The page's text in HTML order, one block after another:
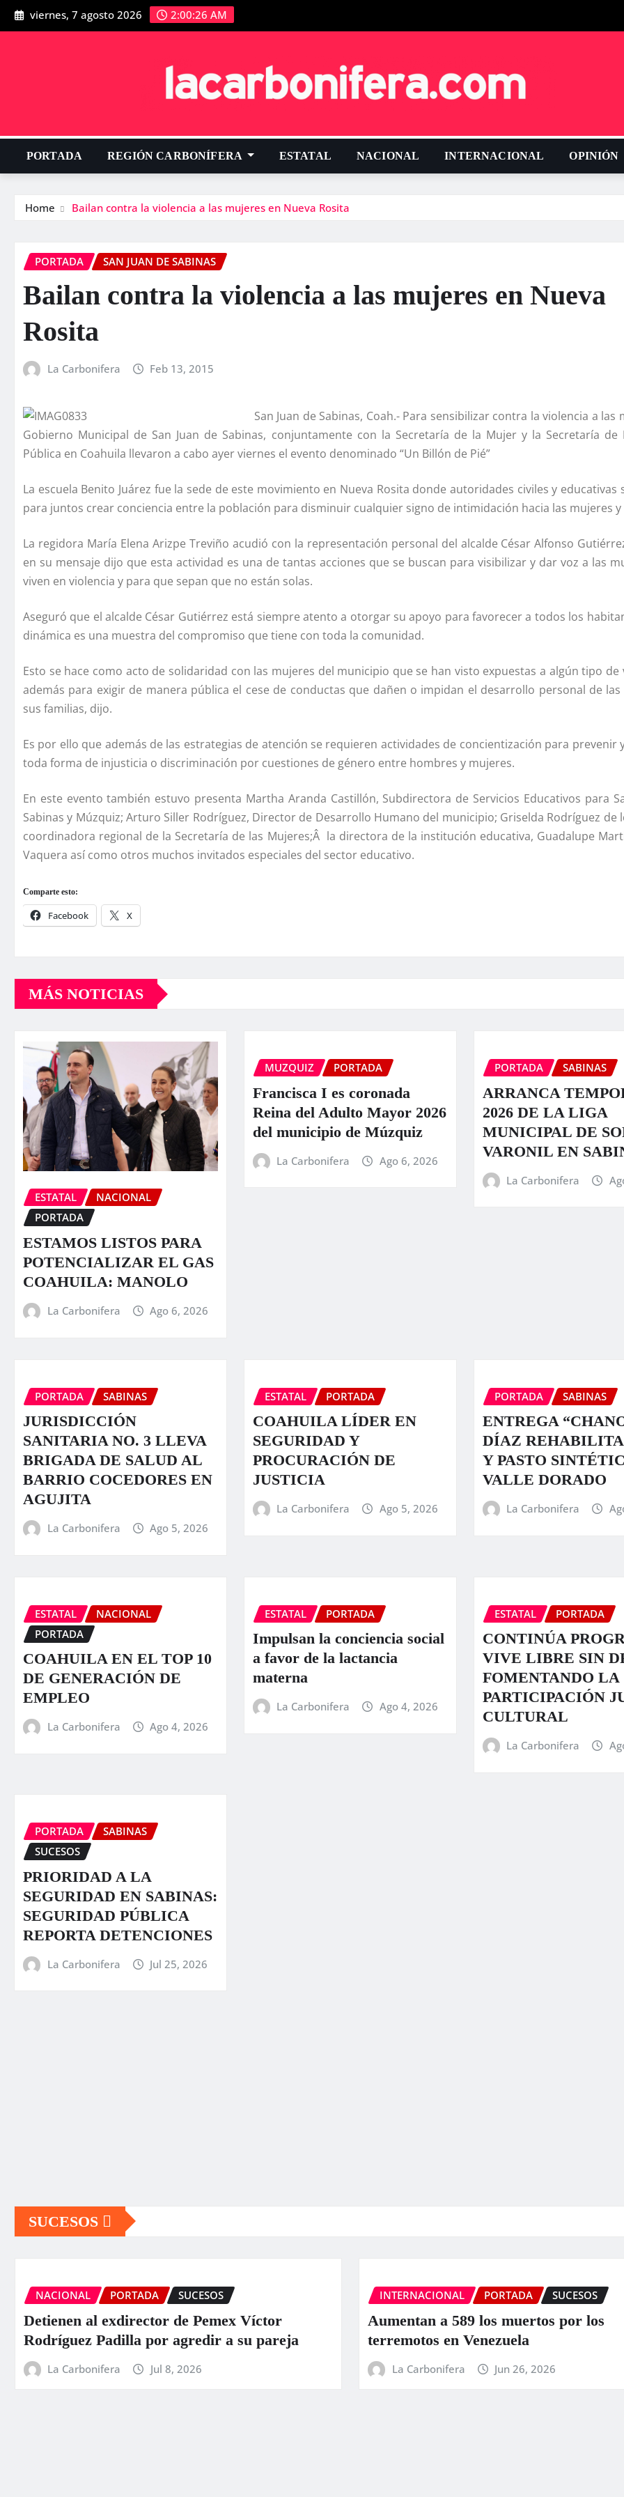
viernes, 7 agosto 2026 2:00:27 AM
PORTADA REGIÓN CARBONÍFERA ESTATAL NACIONAL INTERNACIONAL OPINIÓN
Home Bailan contra la violencia a las mujeres en Nueva Rosita
PORTADA SAN JUAN DE SABINAS
Bailan contra la violencia a las mujeres en Nueva
Rosita
La Carbonifera Feb 13, 2015
San Juan de Sabinas, Coah.- Para sensibilizar contra la violencia a las
Gobierno Municipal de San Juan de Sabinas, conjuntamente con la Secretarí­a de la Mujer y la Secretarí­a de
Pública en Coahuila llevaron a cabo ayer viernes el evento denominado “Un Billón de Pié”
La escuela Benito Juárez fue la sede de este movimiento en Nueva Rosita donde autoridades civiles y educativas
para juntos crear conciencia entre la población para disminuir cualquier signo de intimidación hacia las mujeres y
La regidora Marí­a Elena Arizpe Treviño acudió con la representación personal del alcalde César Alfonso
en su mensaje dijo que esta actividad es una de tantas acciones que se buscan para visibilizar y dar voz a las
viven en violencia y para que sepan que no están solas.
Aseguró que el alcalde César Gutiérrez está siempre atento a otorgar su apoyo para favorecer a todos los
dinámica es una muestra del compromiso que tiene con toda la comunidad.
Esto se hace como acto de solidaridad con las mujeres del municipio que se han visto expuestas a algún tipo de
además para exigir de manera pública el cese de conductas que dañen o impidan el desarrollo personal de
sus familias, dijo.
Es por ello que además de las estrategias de atención se requieren actividades de concientización para prevenir
toda forma de injusticia o discriminación por cuestiones de género entre hombres y mujeres.
En este evento también estuvo presenta Martha Aranda Castillón, Subdirectora de Servicios Educativos para
Sabinas y Múzquiz; Arturo Siller Rodrí­guez, Director de Desarrollo Humano del municipio; Griselda Rodrí­guez de
coordinadora regional de la Secretarí­a de las Mujeres;Â la directora de la institución educativa, Guadalupe
Vaquera así­ como otros muchos invitados especiales del sector educativo.
Comparte esto:
Facebook X
MÁS NOTICIAS
ESTATAL
NACIONAL
PORTADA
ESTAMOS LISTOS PARA
POTENCIALIZAR EL GAS
COAHUILA: MANOLO
La Carbonifera Ago 6, 2026
MUZQUIZ PORTADA
Francisca I es coronada
Reina del Adulto Mayor 2026
del municipio de Múzquiz
La Carbonifera Ago 6, 2026
PORTADA SABINAS
ARRANCA
2026 DE LA LIGA
MUNICIPAL DE
VARONIL EN
La Carbonifera
PORTADA SABINAS
JURISDICCIÓN
SANITARIA NO. 3 LLEVA
BRIGADA DE SALUD AL
BARRIO COCEDORES EN
AGUJITA
La Carbonifera Ago 5, 2026
ESTATAL PORTADA
COAHUILA LÍDER EN
SEGURIDAD Y
PROCURACIÓN DE
JUSTICIA
La Carbonifera Ago 5, 2026
PORTADA SABINAS
ENTREGA
DÍAZ
Y PASTO
VALLE DORADO
La Carbonifera
ESTATAL
NACIONAL
PORTADA
COAHUILA EN EL TOP 10
DE GENERACIÓN DE
EMPLEO
La Carbonifera Ago 4, 2026
ESTATAL PORTADA
Impulsan la conciencia social
a favor de la lactancia
materna
La Carbonifera Ago 4, 2026
ESTATAL PORTADA
CONTINÚA
VIVE LIBRE SIN
FOMENTANDO LA
PARTICIPACIÓN
CULTURAL
La Carbonifera
PORTADA
SABINAS
SUCESOS
PRIORIDAD A LA
SEGURIDAD EN SABINAS:
SEGURIDAD PÚBLICA
REPORTA DETENCIONES
La Carbonifera Jul 25, 2026
SUCESOS
INTERNACIONAL PORTADA
Aumentan a 589 los muertos por los
terremotos en Venezuela
La Carbonifera
INTERNACIONAL PORTADA
EEUU anuncia una ayuda de
para Venezuela tras el doble
La Carbonifera